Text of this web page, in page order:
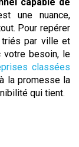
une nuance,
Pour repérer
par ville et
votre besoin, le
classées
la promesse la
qui tient.